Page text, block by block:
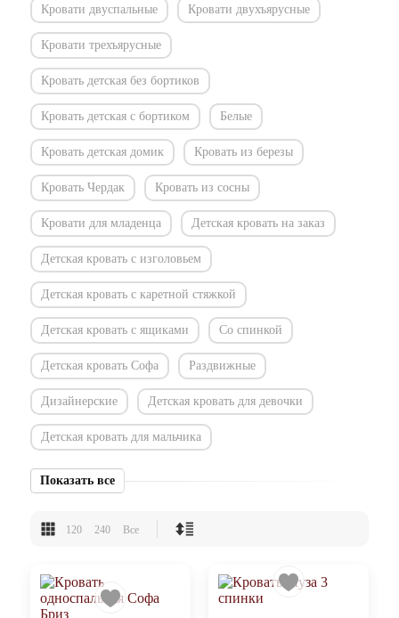
Кровати двуспальные Кровати двухъярусные
Кровати трехъярусные
Кровать детская без бортиков
Кровать детская с бортиком Белые
Кровать детская домик Кровать из березы
Кровать Чердак Кровать из сосны
Кровати для младенца Детская кровать на заказ
Детская кровать с изголовьем
Детская кровать с каретной стяжкой
Детская кровать с ящиками Со спинкой
Детская кровать Софа Раздвижные
Дизайнерские Детская кровать для девочки
Детская кровать для мальчика
Показать все
120 240 Все